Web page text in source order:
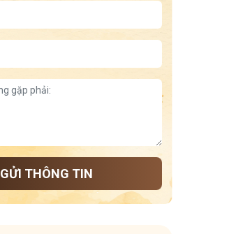
GỬI THÔNG TIN